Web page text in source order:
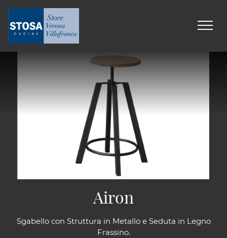
Sgabello con Struttura in Metallo e Seduta in Legno
Frassino.
Airon